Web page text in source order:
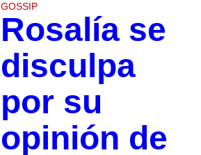
GOSSIP
Rosalía se
disculpa
por su
opinión de